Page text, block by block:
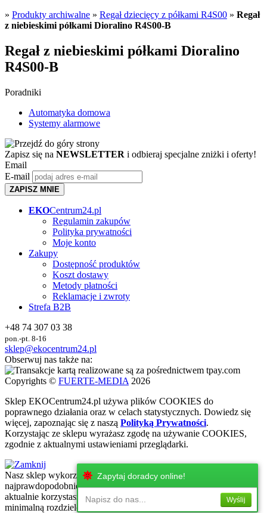
» Produkty archiwalne » Regał dziecięcy z półkami R4S00 » Regał
z niebieskimi półkami Dioralino R4S00-B
Regał z niebieskimi półkami Dioralino
R4S00-B
Poradniki
Automatyka domowa
Systemy alarmowe
Zapisz się na NEWSLETTER i odbieraj specjalne zniżki i oferty!
Email
E-mail
ZAPISZ MNIE
EKOCentrum24.pl
Regulamin zakupów
Polityka prywatności
Moje konto
Zakupy
Dostępność produktów
Koszt dostawy
Metody płatności
Reklamacje i zwroty
Strefa B2B
+48 74 307 03 38
pon.-pt. 8-16
sklep@ekocentrum24.pl
Obserwuj nas także na:
Copyrights © FUERTE-MEDIA 2026
Sklep EKOCentrum24.pl używa plików COOKIES do
poprawnego działania oraz w celach statystycznych. Dowiedz się
więcej, zapoznając się z naszą Polityką Prywatności.
Korzystając ze sklepu wyrażasz zgodę na używanie COOKIES,
zgodnie z aktualnymi ustawieniami przeglądarki.
Nasz sklep wykorzystuje najnowsze technologie internetowe, które
najprawdopodobniej nie są wspierane przez urżadzenie, z którego
aktualnie korzystasz. Zachęcamy do korzystania z urzadzeń z
minimalną rozdzielczością ekranu 320 px!
Zapytaj doradcy online!
Napisz do nas... Wyślij